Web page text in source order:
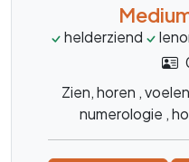
helderziend
Zien, horen ,
numerologie ,